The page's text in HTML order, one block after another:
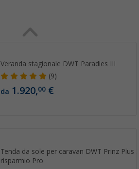
Veranda stagionale DWT Paradies III
(9)
da 1.920,00 €
Tenda da sole per caravan DWT Prinz Plus
risparmio Pro